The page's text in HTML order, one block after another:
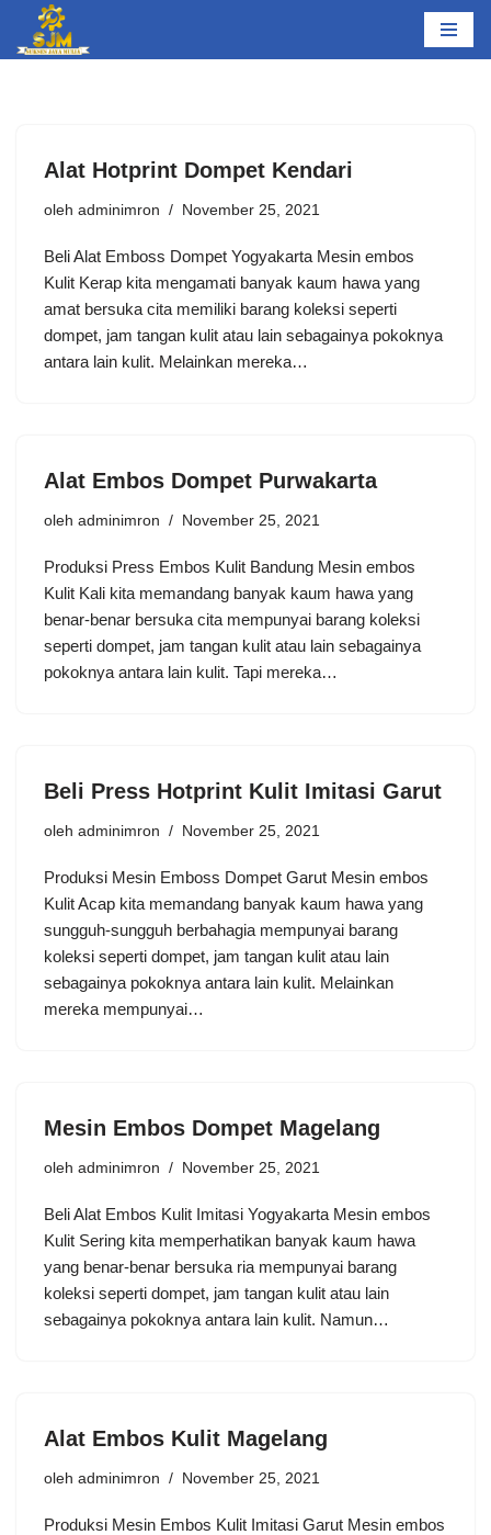
Lompat
Alat Hotprint Dompet Kendari
oleh adminimron November 25, 2021
Beli Alat Emboss Dompet Yogyakarta Mesin embos
Kulit Kerap kita mengamati banyak kaum hawa yang
amat bersuka cita memiliki barang koleksi seperti
dompet, jam tangan kulit atau lain sebagainya pokoknya
antara lain kulit. Melainkan mereka…
Alat Embos Dompet Purwakarta
oleh adminimron November 25, 2021
Produksi Press Embos Kulit Bandung Mesin embos
Kulit Kali kita memandang banyak kaum hawa yang
benar-benar bersuka cita mempunyai barang koleksi
seperti dompet, jam tangan kulit atau lain sebagainya
pokoknya antara lain kulit. Tapi mereka…
Beli Press Hotprint Kulit Imitasi Garut
oleh adminimron November 25, 2021
Produksi Mesin Emboss Dompet Garut Mesin embos
Kulit Acap kita memandang banyak kaum hawa yang
sungguh-sungguh berbahagia mempunyai barang
koleksi seperti dompet, jam tangan kulit atau lain
sebagainya pokoknya antara lain kulit. Melainkan
mereka mempunyai…
Mesin Embos Dompet Magelang
oleh adminimron November 25, 2021
Beli Alat Embos Kulit Imitasi Yogyakarta Mesin embos
Kulit Sering kita memperhatikan banyak kaum hawa
yang benar-benar bersuka ria mempunyai barang
koleksi seperti dompet, jam tangan kulit atau lain
sebagainya pokoknya antara lain kulit. Namun…
Alat Embos Kulit Magelang
oleh adminimron November 25, 2021
Produksi Mesin Embos Kulit Imitasi Garut Mesin embos